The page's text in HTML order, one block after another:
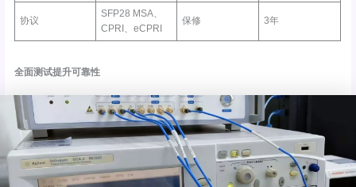
协议
SFP28 MSA、
CPRI、eCPRI
保修 3年
全面测试提升可靠性